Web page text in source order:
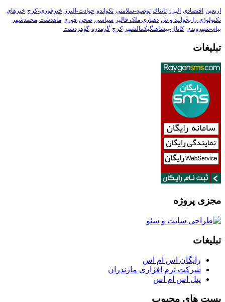
اربعین اقتصادی البرز تابناك توصیه-سلامتی تکواندو حوادث-البرز خبرفوری-کرج خبرهای
تکنولوڑی را بخوانید و ش دهیاری ملک فالیز سیاسی صحن فوری ماهدشت محمدشهر
پیام-شهروندی کانال-پیشاهنگیکمالشهر کرج گرمدره گوهردشت
تبلیغات
مجزی پروژه
تبلیغات
رایگان اس ام اس
شرکت نرم افزاری مازندران
پنل اس ام اس
پست های محبوب